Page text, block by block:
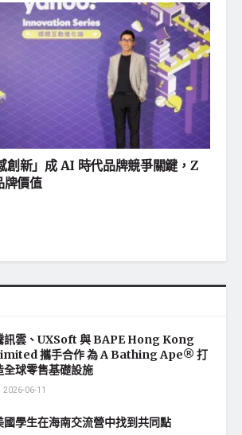
創新」成 AI 時代品牌競爭關鍵，Z
牌價值
訊雲、UXSoft 與 BAPE Hong Kong
攜手合作 為 A Bathing Ape® 打
全球零售基礎設施
2026-06-11
國學生在海南交流營中找到共同點